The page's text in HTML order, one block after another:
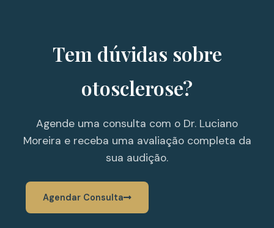
Tem dúvidas sobre
otosclerose?
Agende uma consulta com o Dr. Luciano
Moreira e receba uma avaliação completa da
sua audição.
Agendar Consulta